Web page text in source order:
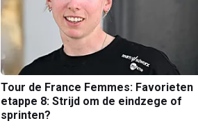
Tour de France Femmes: Favorieten
etappe 8: Strijd om de eindzege of
sprinten?